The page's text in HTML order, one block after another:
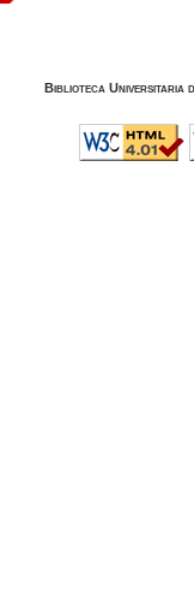
Biblioteca Universitaria